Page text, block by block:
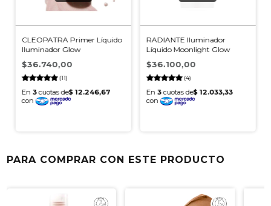
CLEOPATRA Primer Líquido
Iluminador Glow
(11)
$36.740,00
RADIANTE Iluminador
Líquido Moonlight Glow
(4)
$36.100,00
PARA COMPRAR CON ESTE PRODUCTO